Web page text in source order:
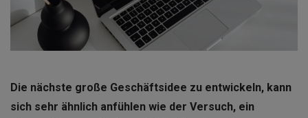
Die nächste große Geschäftsidee zu entwickeln, kann
sich sehr ähnlich anfühlen wie der Versuch, ein